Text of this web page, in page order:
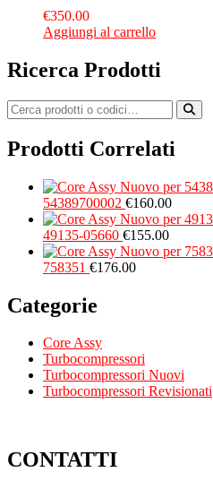
€350.00
Aggiungi al carrello
Ricerca Prodotti
Prodotti Correlati
54389700002 €160.00
49135-05660 €155.00
758351 €176.00
Categorie
Core Assy
Turbocompressori
Turbocompressori Nuovi
Turbocompressori Revisionati
CONTATTI